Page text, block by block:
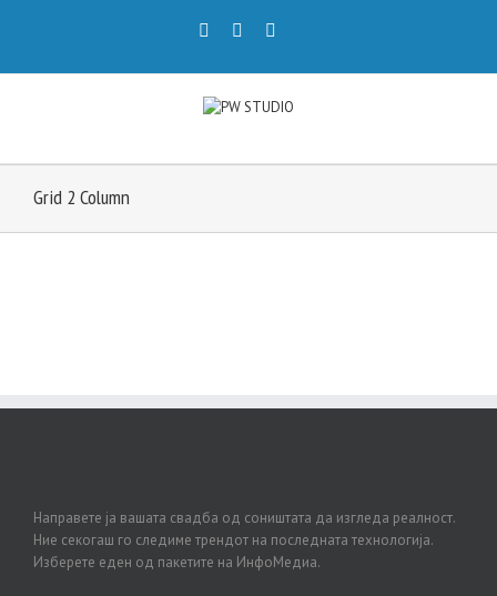
Grid 2 Column
Направете ја вашата свадба од соништата да изгледа реалност.
Ние секогаш го следиме трендот на последната технологија.
Изберете еден од пакетите на ИнфоМедиа.